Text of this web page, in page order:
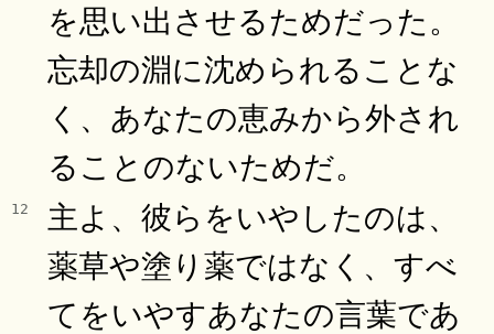
を思い出させるためだった。
忘却の淵に沈められることな
く、あなたの恵みから外され
ることのないためだ。
12
主よ、彼らをいやしたのは、
薬草や塗り薬ではなく、すべ
てをいやすあなたの言葉であ